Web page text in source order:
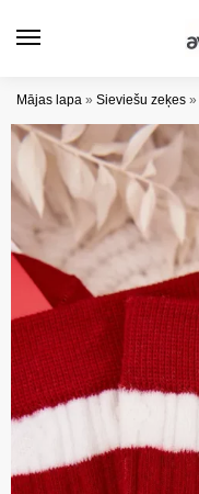
Mājas lapa » Sieviešu zeķes »